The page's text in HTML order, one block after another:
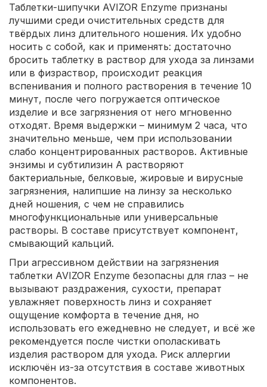
Таблетки-шипучки AVIZOR Enzyme признаны
лучшими среди очистительных средств для
твёрдых линз длительного ношения. Их удобно
носить с собой, как и применять: достаточно
бросить таблетку в раствор для ухода за линзами
или в физраствор, происходит реакция
вспенивания и полного растворения в течение 10
минут, после чего погружается оптическое
изделие и все загрязнения от него мгновенно
отходят. Время выдержки – минимум 2 часа, что
значительно меньше, чем при использовании
слабо концентрированных растворов. Активные
энзимы и субтилизин А растворяют
бактериальные, белковые, жировые и вирусные
загрязнения, налипшие на линзу за несколько
дней ношения, с чем не справились
многофункциональные или универсальные
растворы. В составе присутствует компонент,
смывающий кальций.
При агрессивном действии на загрязнения
таблетки AVIZOR Enzyme безопасны для глаз – не
вызывают раздражения, сухости, препарат
увлажняет поверхность линз и сохраняет
ощущение комфорта в течение дня, но
использовать его ежедневно не следует, и всё же
рекомендуется после чистки ополаскивать
изделия раствором для ухода. Риск аллергии
исключён из-за отсутствия в составе животных
компонентов.